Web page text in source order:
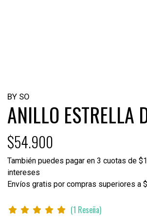
BY SO
ANILLO ESTRELLA
$54.900
También puedes pagar en 3 cuotas de
intereses
Envíos gratis por compras superiores a
(1 Reseña)